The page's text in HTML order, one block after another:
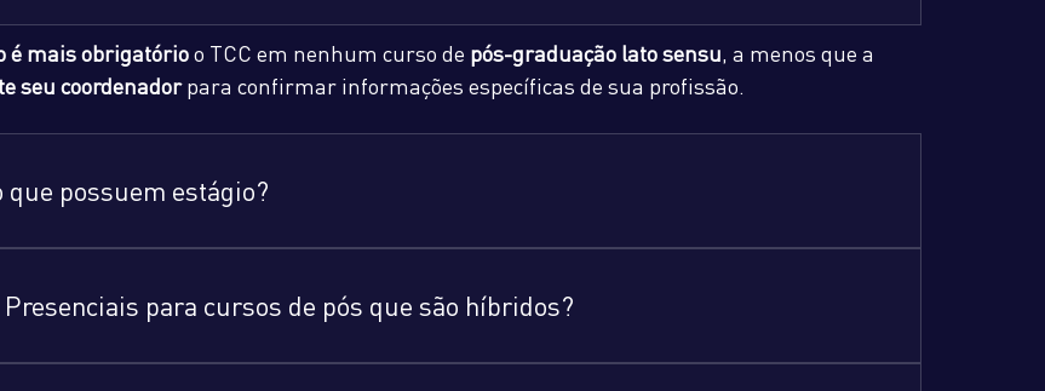
é mais obrigatórioo TCC em nenhum curso de pós-graduação lato sensu, a menos que a
seu coordenadorpara confirmar informações específicas de sua profissão.
possuem estágio?
para cursos de pós que são híbridos?